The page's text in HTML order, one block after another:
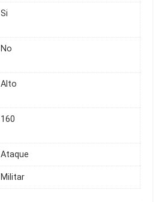
Si
No
Alto
160
Ataque
Militar